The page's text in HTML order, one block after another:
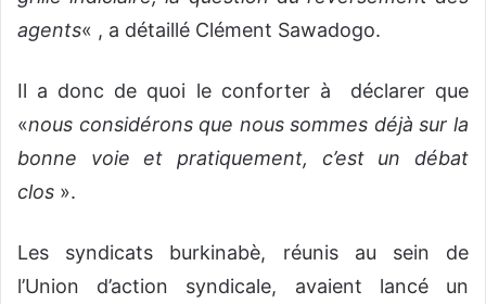
agents« , a détaillé Clément Sawadogo.
Il a donc de quoi le conforter à déclarer que
«nous considérons que nous sommes déjà sur la
bonne voie et pratiquement, c’est un débat
clos ».
Les syndicats burkinabè, réunis au sein de
l’Union d’action syndicale, avaient lancé un